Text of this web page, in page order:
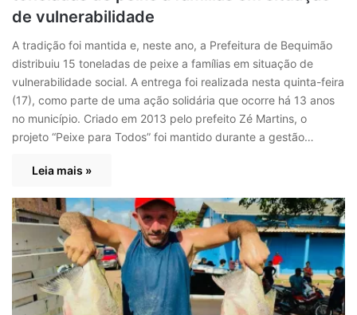
de vulnerabilidade
A tradição foi mantida e, neste ano, a Prefeitura de Bequimão
distribuiu 15 toneladas de peixe a famílias em situação de
vulnerabilidade social. A entrega foi realizada nesta quinta-feira
(17), como parte de uma ação solidária que ocorre há 13 anos
no município. Criado em 2013 pelo prefeito Zé Martins, o
projeto “Peixe para Todos” foi mantido durante a gestão…
Leia mais »